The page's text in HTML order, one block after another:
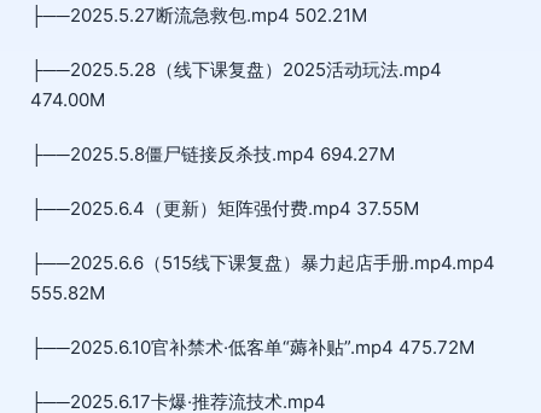
├──2025.5.27断流急救包.mp4 502.21M
├──2025.5.28（线下课复盘）2025活动玩法.mp4
474.00M
├──2025.5.8僵尸链接反杀技.mp4 694.27M
├──2025.6.4（更新）矩阵强付费.mp4 37.55M
├──2025.6.6（515线下课复盘）暴力起店手册.mp4.mp4
555.82M
├──2025.6.10官补禁术·低客单“薅补贴”.mp4 475.72M
├──2025.6.17卡爆·推荐流技术.mp4